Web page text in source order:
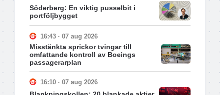
Söderberg: En viktig pusselbit i
portföljbygget
16:43 · 07 aug 2026
Misstänkta sprickor tvingar till
omfattande kontroll av Boeings
passagerarplan
16:10 · 07 aug 2026